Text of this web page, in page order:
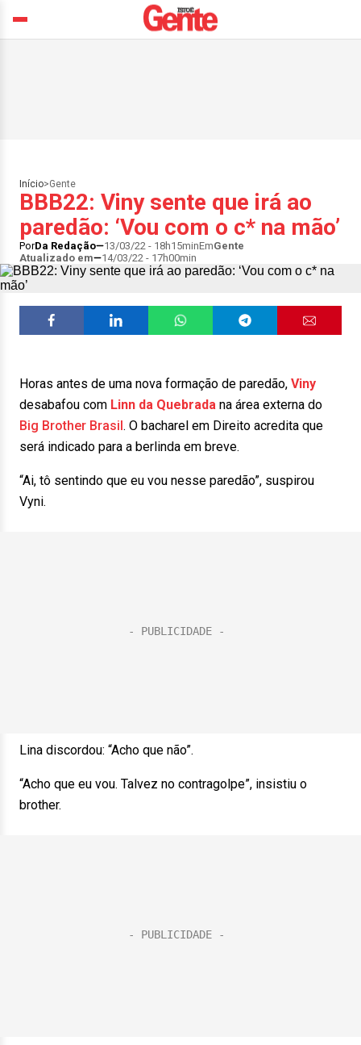
Início>Gente
BBB22: Viny sente que irá ao
paredão: ‘Vou com o c* na mão’
PorDa Redação 13/03/22 - 18h15minEmGente
Atualizado em
14/03/22 - 17h00min
Horas antes de uma nova formação de paredão, Viny
desabafou com Linn da Quebrada na área externa do
Big Brother Brasil. O bacharel em Direito acredita que
será indicado para a berlinda em breve.
“Ai, tô sentindo que eu vou nesse paredão”, suspirou
Vyni.
Lina discordou: “Acho que não”.
“Acho que eu vou. Talvez no contragolpe”, insistiu o
brother.